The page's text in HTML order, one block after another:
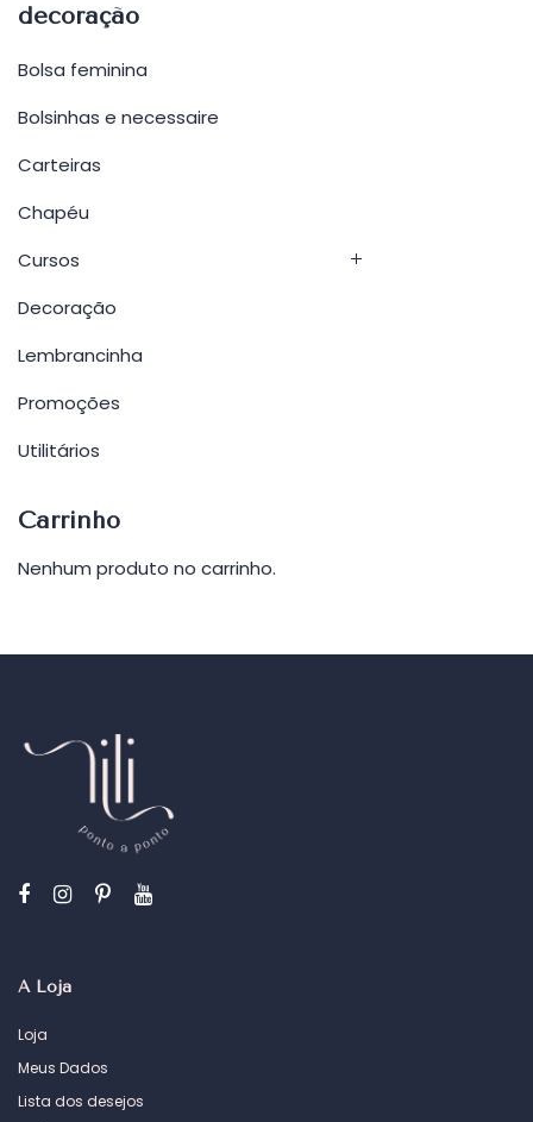
decoração
Bolsa feminina
Bolsinhas e necessaire
Carteiras
Chapéu
Cursos
Decoração
Lembrancinha
Promoções
Utilitários
Carrinho
Nenhum produto no carrinho.
A Loja
Loja
Meus Dados
Lista dos desejos